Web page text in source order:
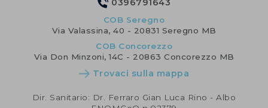
0396791643
COB Seregno
Via Valassina, 40 - 20831 Seregno MB
COB Concorezzo
Via Don Minzoni, 14C - 20863 Concorezzo MB
Trovaci sulla mappa
Dir. Sanitario: Dr. Ferraro Gian Luca Rino - Albo